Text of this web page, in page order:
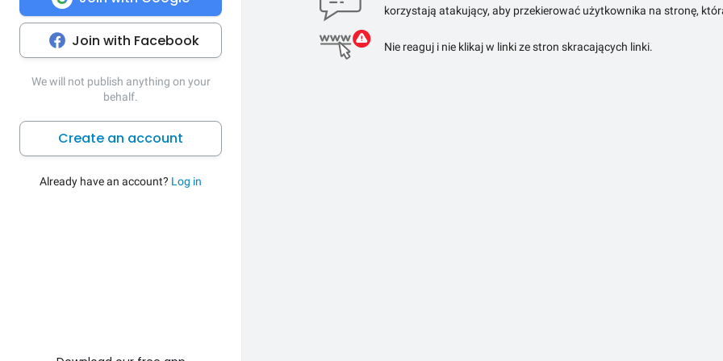
Join with Facebook
We will not publish anything on your
behalf.
Create an account
Already have an account? Log in
korzystają atakujący, aby przekierować użytkownika na stronę,
Nie reaguj i nie klikaj w linki ze stron skracających linki.